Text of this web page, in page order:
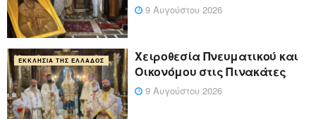
9 Αυγούστου 2026
ΕΚΚΛΗΣΊΑ ΤΗΣ ΕΛΛΆΔΟΣ
Χειροθεσία Πνευματικού και
Οικονόμου στις Πινακάτες
9 Αυγούστου 2026